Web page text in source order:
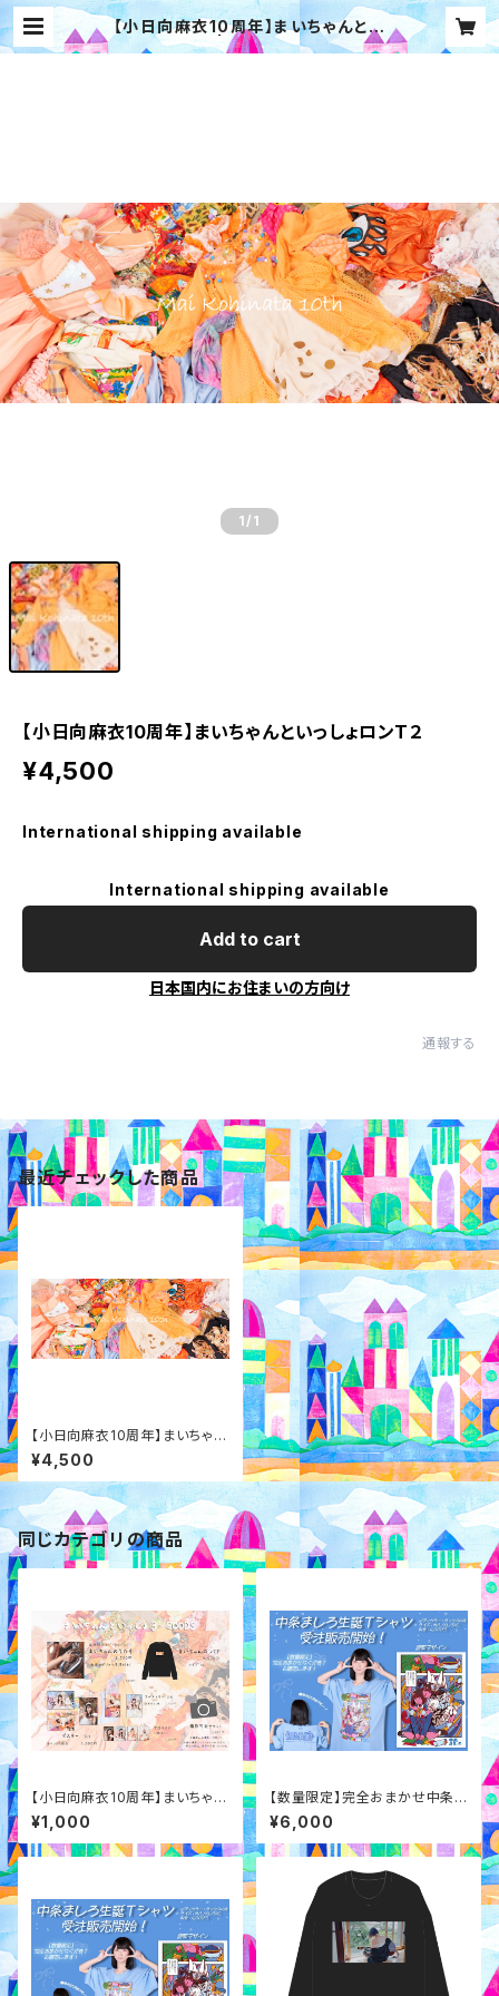
【小日向麻衣10周年】まいちゃんとい
っしょロンT２ | 【わんふぁす！】オンラ
1 /1
【小日向麻衣10周年】まいちゃんといっしょロンT２
¥4,500
International shipping available
International shipping available
Add to cart
日本国内にお住まいの方向け
通報する
最近チェックした商品
【小日向麻衣10周年】まいちゃん
といっしょロンT２
¥4,500
同じカテゴリの商品
【小日向麻衣10周年】まいちゃん
といっしょポスター
¥1,000
【数量限定】完全おまかせ中条ま
しろ生誕Ｔ
¥6,000